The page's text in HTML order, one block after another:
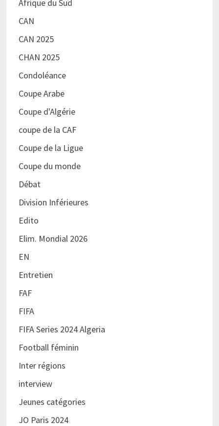
Afrique du Sud
CAN
CAN 2025
CHAN 2025
Condoléance
Coupe Arabe
Coupe d'Algérie
coupe de la CAF
Coupe de la Ligue
Coupe du monde
Débat
Division Inférieures
Edito
Elim. Mondial 2026
EN
Entretien
FAF
FIFA
FIFA Series 2024 Algeria
Football féminin
Inter régions
interview
Jeunes catégories
JO Paris 2024